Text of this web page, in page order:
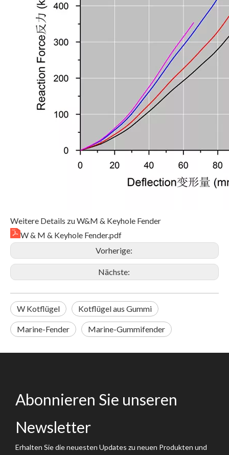
Weitere Details zu W&M & Keyhole Fender
W & M & Keyhole Fender.pdf
Vorherige:
Nächste:
W Kotflügel Kotflügel aus Gummi
Marine-Fender Marine-Gummifender
Abonnieren Sie unseren
Newsletter
Erhalten Sie die neuesten Updates zu neuen Produkten und